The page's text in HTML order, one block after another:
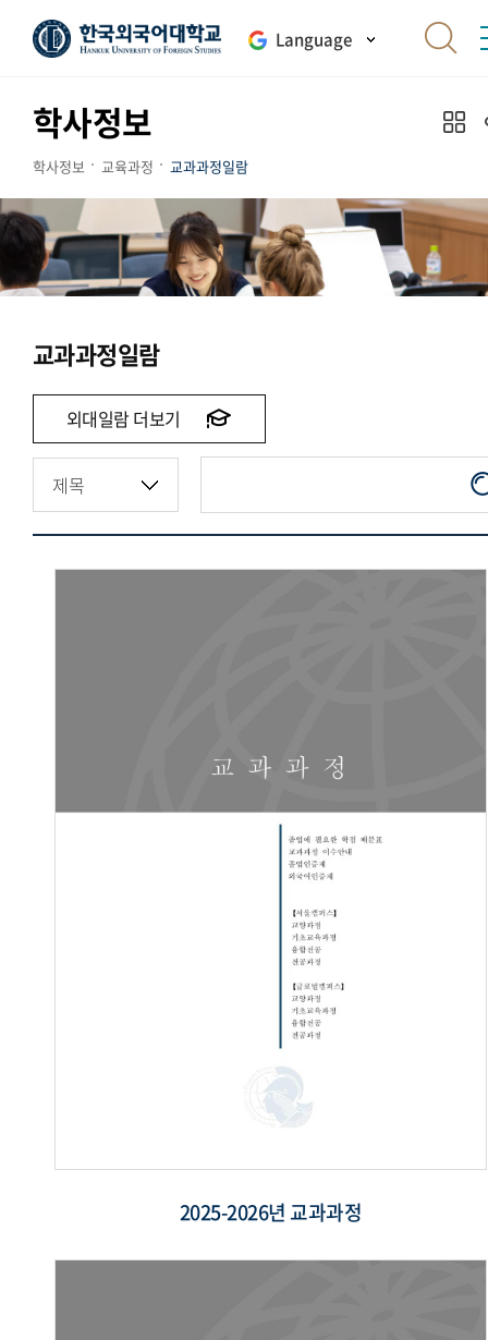
Language
학사정보
학사정보 교육과정 교과과정일람
교과과정일람
외대일람 더보기
2025-2026년 교과과정